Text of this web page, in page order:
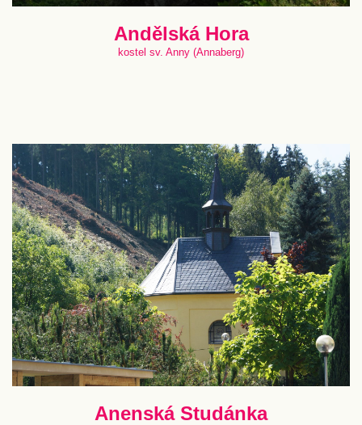
Andělská Hora
kostel sv. Anny (Annaberg)
Anenská Studánka